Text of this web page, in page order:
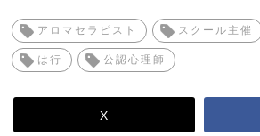
アロマセラピスト スクール主催
は行 公認心理師
X